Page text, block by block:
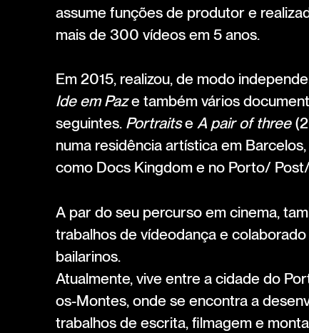
assume funções de produtor e
mais de 300 vídeos em 5 anos.
Em 2015, realizou, de modo
Ide em Paze também vários
seguintes. Portraitse A pair of three
numa residência artística em
como Docs Kingdom e no Porto/
A par do seu percurso em cinema,
trabalhos de vídeodança e
bailarinos.
Atualmente, vive entre a cidade do
os-Montes, onde se encontra a
trabalhos de escrita, filmagem e